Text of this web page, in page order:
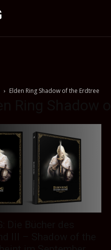
Elden Ring Shadow of the Erdtree